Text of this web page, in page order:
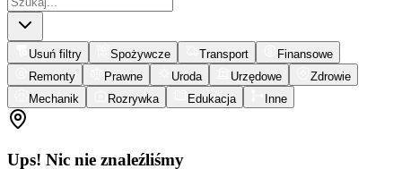
Usuń filtry Spożywcze Transport
Finansowe
Remonty
Prawne Uroda Urzędowe
Zdrowie
Mechanik
Rozrywka Edukacja Inne
Ups! Nic nie znaleźliśmy